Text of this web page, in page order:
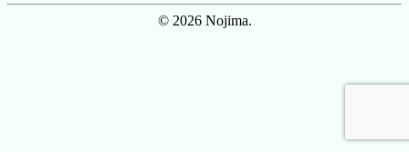
© 2026 Nojima.